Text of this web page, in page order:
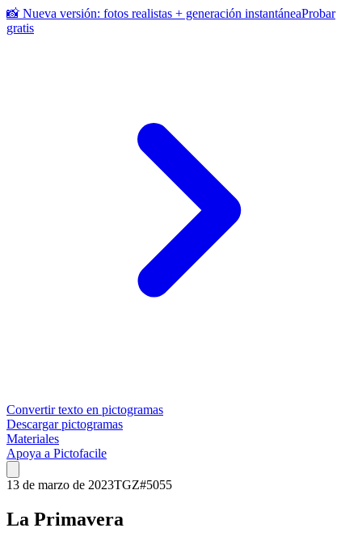
📸 Nueva versión: fotos realistas + generación instantáneaProbar
gratis
Convertir texto en pictogramas
Descargar pictogramas
Materiales
Apoya a Pictofacile
13 de marzo de 2023TGZ#5055
La Primavera